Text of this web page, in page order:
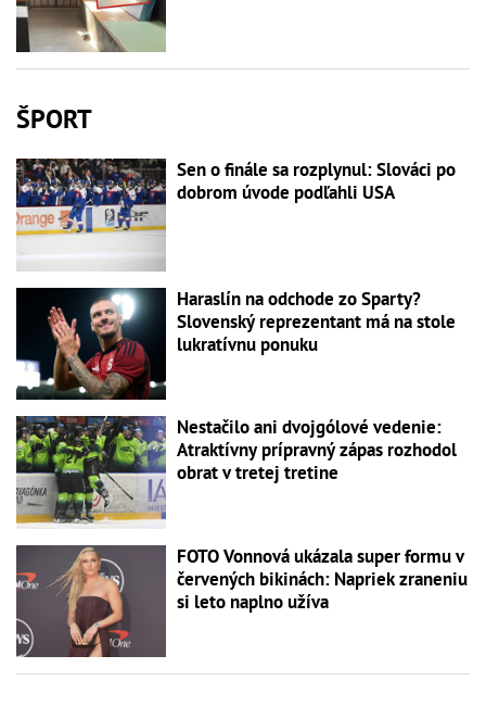
ŠPORT
Sen o finále sa rozplynul: Slováci po
dobrom úvode podľahli USA
Haraslín na odchode zo Sparty?
Slovenský reprezentant má na stole
lukratívnu ponuku
Nestačilo ani dvojgólové vedenie:
Atraktívny prípravný zápas rozhodol
obrat v tretej tretine
FOTO Vonnová ukázala super formu v
červených bikinách: Napriek zraneniu
si leto naplno užíva